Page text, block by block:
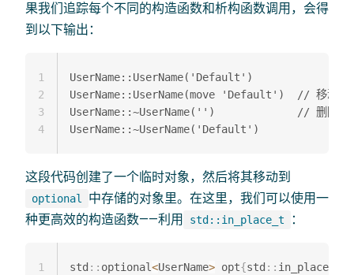
果我们追踪每个不同的构造函数和析构函数调用，会得
到以下输出：
UserName::UserName('Default')
UserName::UserName(move 'Default')  // 移动临
UserName::~UserName('')             // 删除临
1
2
3
4
这段代码创建了一个临时对象，然后将其移动到
optional
中存储的对象里。在这里，我们可以使用一
种更高效的构造函数——利用
std::in_place_t ：
std :: optional<UserName> opt{std :: in_place
1